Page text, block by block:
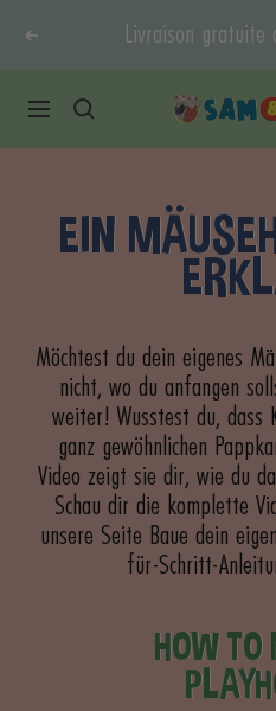
zumZurück Livraison gratuite
Navigation
Sam
&
EIN
Möchtest du dein eigenes
nicht, wo du anfangen
weiter! Wusstest du, dass
ganz gewöhnlichen
Video zeigt sie dir, wie du
Schau dir die komplette
unsere Seite Baue dein
für-Schritt-
HOW